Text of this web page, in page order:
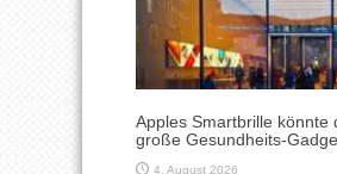
Apples Smartbrille könnte
große Gesundheits-
4. August 2026